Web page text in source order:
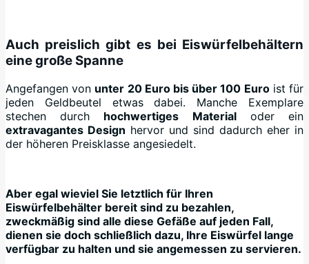
Auch preislich gibt es bei Eiswürfelbehältern
eine große Spanne
Angefangen von unter 20 Euro bis über 100 Euroist für
jeden Geldbeutel etwas dabei. Manche Exemplare
stechen durch hochwertiges Materialoder ein
extravagantes Design hervor und sind dadurch eher in
der höheren Preisklasse angesiedelt.
Aber egal wieviel Sie letztlich für Ihren
Eiswürfelbehälter bereit sind zu bezahlen,
zweckmäßig sind alle diese Gefäße auf jeden Fall,
dienen sie doch schließlich dazu, Ihre Eiswürfel lange
verfügbar zu halten und sie angemessen zu servieren.